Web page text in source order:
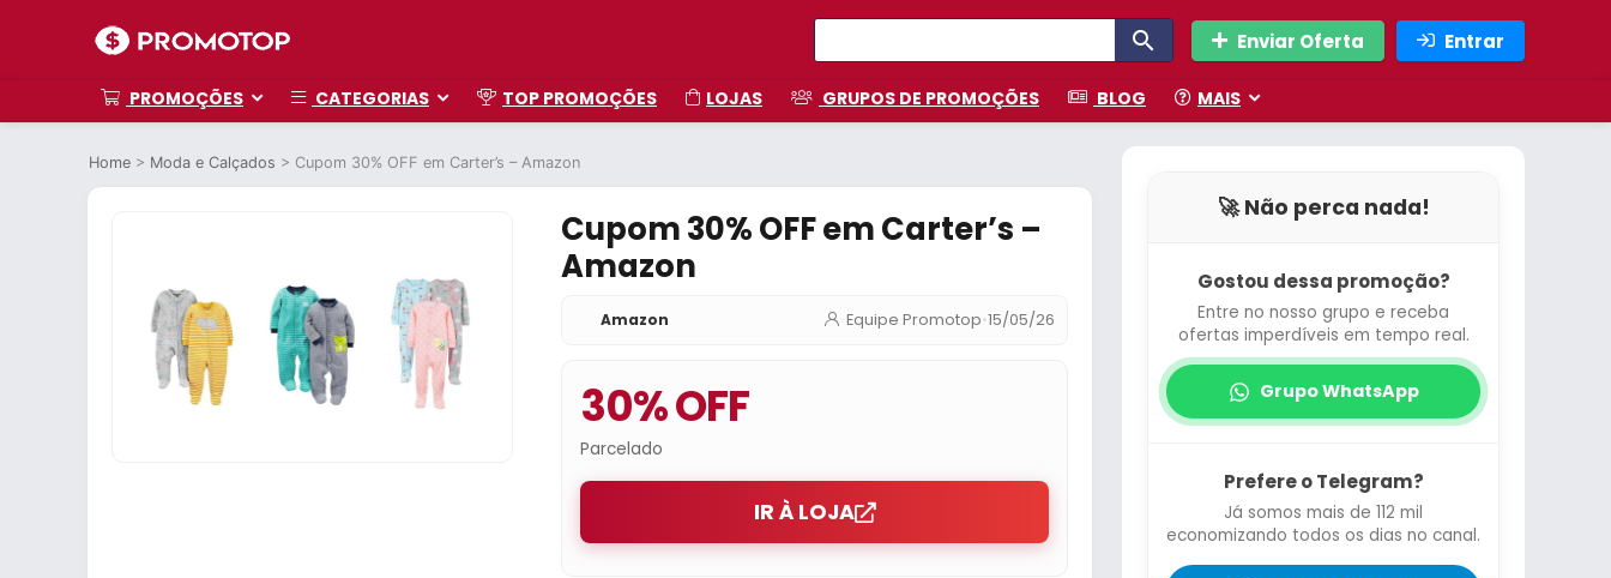
Enviar Oferta Entrar
PROMOÇÕES CATEGORIAS TOP PROMOÇÕES LOJAS GRUPOS DE PROMOÇÕES BLOG MAIS
Home > Moda e Calçados > Cupom 30% OFF em Carter’s – Amazon
Cupom 30% OFF em Carter’s –
Amazon
Amazon Equipe Promotop•15/05/26
30% OFF
Parcelado
IR À LOJA
🚀 Não perca nada!
Gostou dessa promoção?
Entre no nosso grupo e receba
ofertas imperdíveis em tempo real.
Grupo WhatsApp
Prefere o Telegram?
Já somos mais de 112 mil
economizando todos os dias no canal.